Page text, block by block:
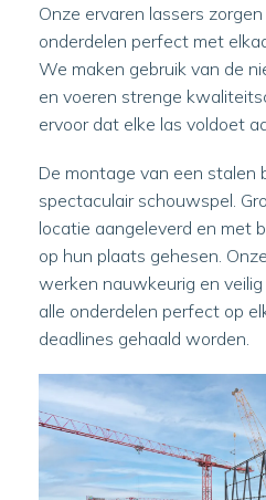
Onze ervaren lassers
onderdelen perfect met
We maken gebruik van de
en voeren strenge
ervoor dat elke las voldoet
De montage van een stalen
spectaculair schouwspel.
locatie aangeleverd en met
op hun plaats gehesen.
werken nauwkeurig en
alle onderdelen perfect op
deadlines gehaald worden.